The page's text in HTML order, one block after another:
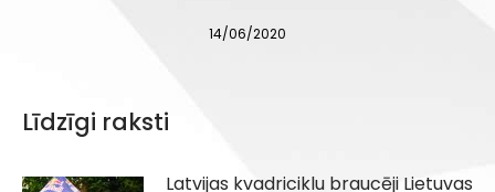
14/06/2020
Līdzīgi raksti
Latvijas kvadriciklu braucēji Lietuvas